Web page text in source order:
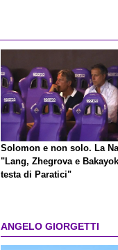
Solomon e non solo. La
"Lang, Zhegrova e
testa di Paratici"
ANGELO GIORGETTI